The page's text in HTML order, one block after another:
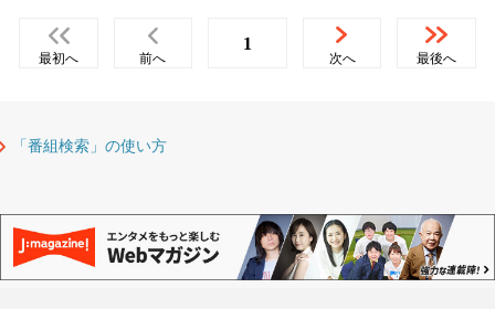
最初へ 前へ
1
次へ 最後へ
「番組検索」の使い方